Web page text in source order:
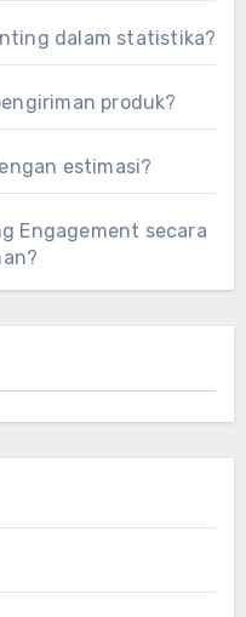
dalam statistika?
produk?
estimasi?
Engagement secara